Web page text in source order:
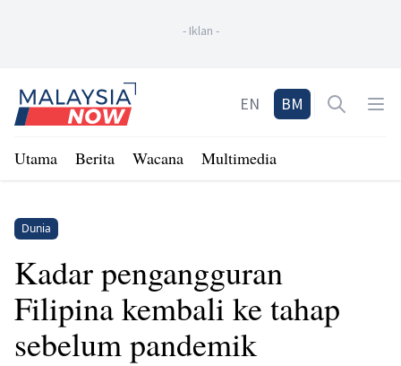
- Iklan -
Home
EN BM Open
Utama Berita Wacana Multimedia
Dunia
Kadar pengangguran
Filipina kembali ke tahap
sebelum pandemik